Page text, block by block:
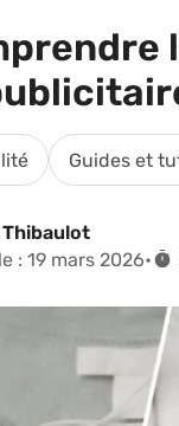
Guides et
: 19 mars 2026